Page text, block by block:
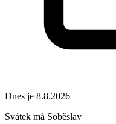
Dnes je 8.8.2026
Svátek má Soběslav